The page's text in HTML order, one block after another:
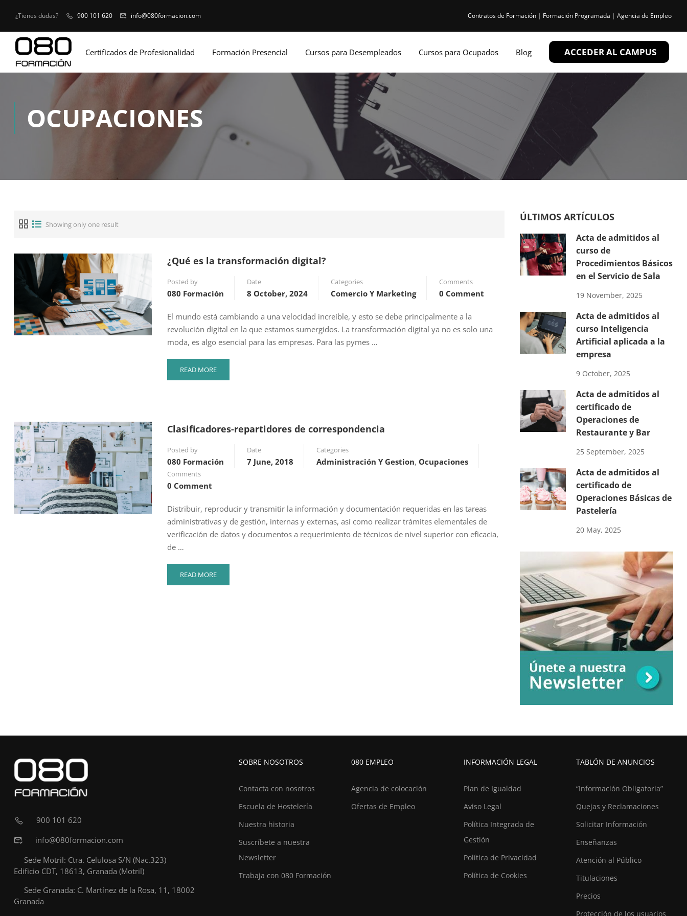
¿Tienes dudas? 900 101 620 info@080formacion.com Contratos de Formación | Formación Programada | Agencia de Empleo
Certificados de Profesionalidad Formación Presencial Cursos para Desempleados Cursos para Ocupados Blog ACCEDER AL CAMPUS
OCUPACIONES
Showing only one result
¿Qué es la transformación digital?
Posted by
080 Formación
Date
8 October, 2024
Categories
Comercio Y Marketing
Comments
0 Comment
El mundo está cambiando a una velocidad increíble, y esto se debe principalmente a la
revolución digital en la que estamos sumergidos. La transformación digital ya no es solo una
moda, es algo esencial para las empresas. Para las pymes …
READ
MORE
TRANSFORMACIÓN
READ MORE
Clasificadores-repartidores de correspondencia
Posted by
080 Formación
Date
7 June, 2018
Categories
Administración Y Gestion, Ocupaciones
Comments
0 Comment
Distribuir, reproducir y transmitir la información y documentación requeridas en las tareas
administrativas y de gestión, internas y externas, así como realizar trámites elementales de
verificación de datos y documentos a requerimiento de técnicos de nivel superior con eficacia,
de …
READ
MORE
READ MORE
ÚLTIMOS ARTÍCULOS
Acta de admitidos al
curso de
Procedimientos Básicos
en el Servicio de Sala
19 November, 2025
Acta de admitidos al
curso Inteligencia
Artificial aplicada a la
empresa
9 October, 2025
Acta de admitidos al
certificado de
Operaciones de
Restaurante y Bar
25 September, 2025
Acta de admitidos al
certificado de
Operaciones Básicas de
Pastelería
20 May, 2025
900 101 620
info@080formacion.com
Sede Motril: Ctra. Celulosa S/N (Nac.323)
Edificio CDT, 18613, Granada (Motril)
Sede Granada: C. Martínez de la Rosa, 11, 18002
Granada
SOBRE NOSOTROS
Contacta con nosotros
Escuela de Hostelería
Nuestra historia
Suscríbete a nuestra
Newsletter
Trabaja con 080 Formación
080 EMPLEO
Agencia de colocación
Ofertas de Empleo
INFORMACIÓN LEGAL
Plan de Igualdad
Aviso Legal
Política Integrada de
Gestión
Política de Privacidad
Política de Cookies
TABLÓN DE ANUNCIOS
“Información Obligatoria”
Quejas y Reclamaciones
Solicitar Información
Enseñanzas
Atención al Público
Titulaciones
Precios
Protección de los usuarios